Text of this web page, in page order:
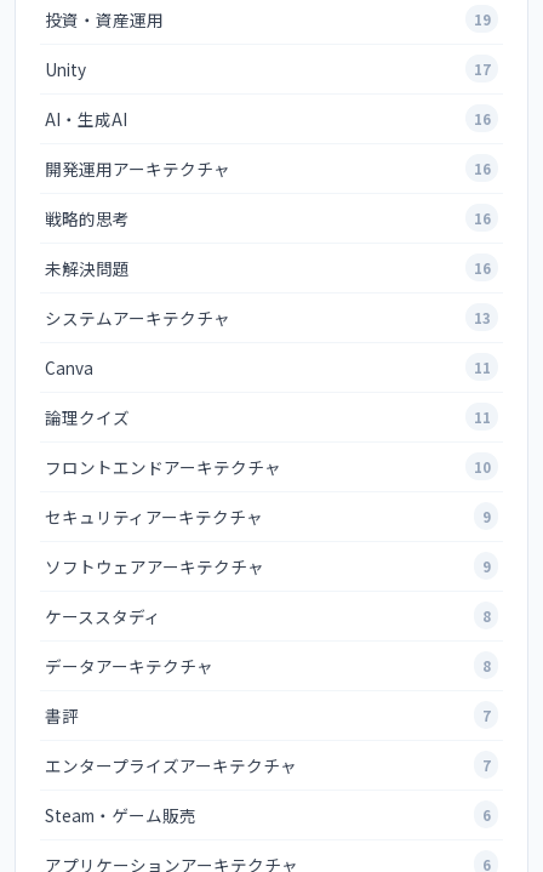
投資・資産運用 19
Unity 17
AI・生成AI 16
開発運用アーキテクチャ 16
戦略的思考 16
未解決問題 16
システムアーキテクチャ 13
Canva 11
論理クイズ 11
フロントエンドアーキテクチャ 10
セキュリティアーキテクチャ 9
ソフトウェアアーキテクチャ 9
ケーススタディ 8
データアーキテクチャ 8
書評 7
エンタープライズアーキテクチャ 7
Steam・ゲーム販売 6
アプリケーションアーキテクチャ 6